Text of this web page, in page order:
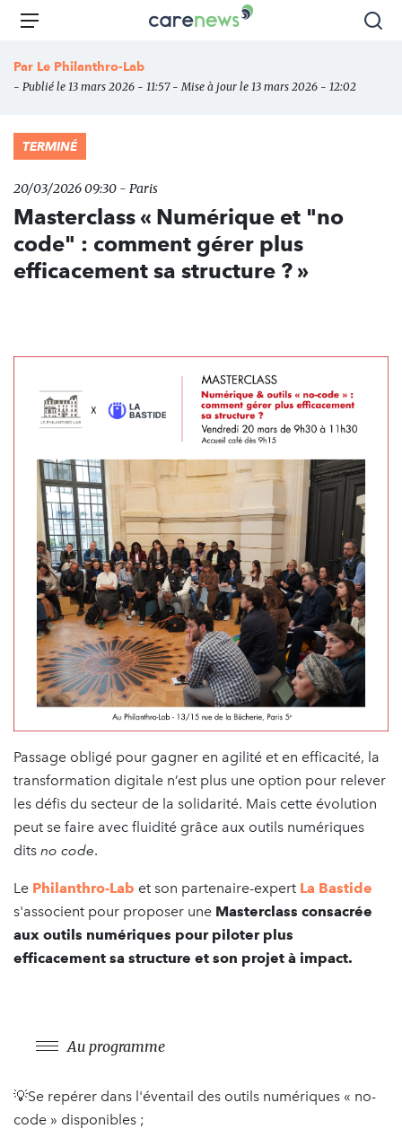
Aller
principal
Carenews,
des
Menu
Par Le Philanthro-Lab
- Publié le 13 mars 2026 - 11:57 - Mise à jour le 13 mars 2026 - 12:02
TERMINÉ
20/03/2026 09:30 - Paris
Masterclass « Numérique et "no
code" : comment gérer plus
efficacement sa structure ? »
Passage obligé pour gagner en agilité et en efficacité, la
transformation digitale n’est plus une option pour relever
les défis du secteur de la solidarité. Mais cette évolution
peut se faire avec fluidité grâce aux outils numériques
dits no code.
Le Philanthro-Lab et son partenaire-expert La Bastide
s'associent pour proposer une Masterclass consacrée
aux outils numériques pour piloter plus
efficacement sa structure et son projet à impact.
Au programme
💡Se repérer dans l'éventail des outils numériques « no-
code » disponibles ;